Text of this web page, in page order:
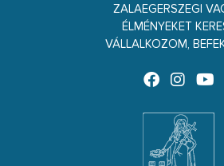
ZALAEGERSZEGI
ÉLMÉNYEKET
VÁLLALKOZOM,